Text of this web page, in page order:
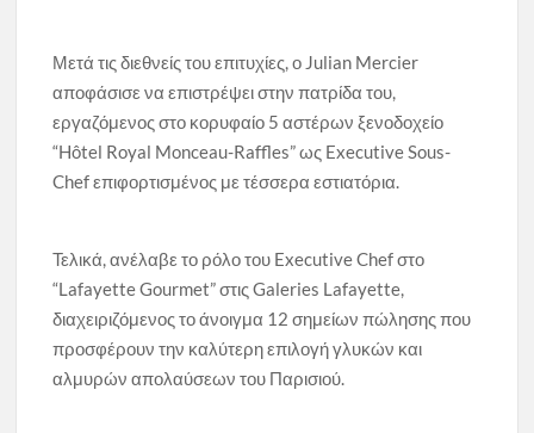
Μετά τις διεθνείς του επιτυχίες, ο Julian Mercier
αποφάσισε να επιστρέψει στην πατρίδα του,
εργαζόμενος στο κορυφαίο 5 αστέρων ξενοδοχείο
“Hôtel Royal Monceau-Raffles” ως Executive Sous-
Chef επιφορτισμένος με τέσσερα εστιατόρια.
Τελικά, ανέλαβε το ρόλο του Executive Chef στο
“Lafayette Gourmet” στις Galeries Lafayette,
διαχειριζόμενος το άνοιγμα 12 σημείων πώλησης που
προσφέρουν την καλύτερη επιλογή γλυκών και
αλμυρών απολαύσεων του Παρισιού.